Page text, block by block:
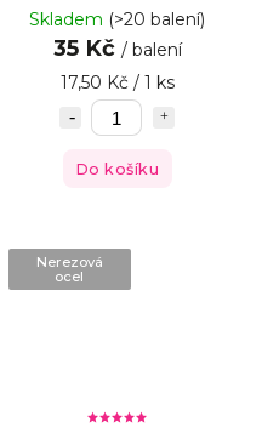
Skladem (>20 balení)
35 Kč / balení
17,50 Kč / 1 ks
Do košíku
Nerezová
ocel